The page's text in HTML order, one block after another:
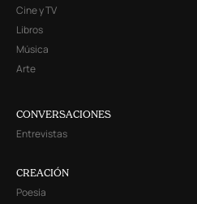
Cine y TV
Libros
Música
Arte
CONVERSACIONES
Entrevistas
CREACIÓN
Poesía